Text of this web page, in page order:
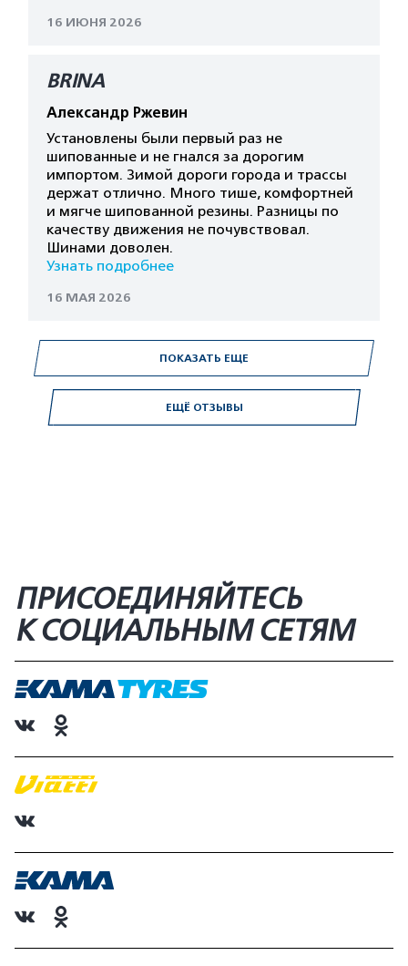
ЕЩЁ ОТЗЫВЫ
16 ИЮНЯ 2026
BRINA
Александр Ржевин
Установлены были первый раз не
шипованные и не гнался за дорогим
импортом. Зимой дороги города и трассы
держат отлично. Много тише, комфортней
и мягче шипованной резины. Разницы по
качеству движения не почувствовал.
Шинами доволен.
Узнать подробнее
16 МАЯ 2026
ПОКАЗАТЬ ЕЩЕ
ПРИСОЕДИНЯЙТЕСЬ
К СОЦИАЛЬНЫМ СЕТЯМ